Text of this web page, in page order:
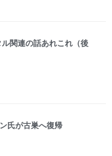
ル関連の話あれこれ（後
氏が古巣へ復帰